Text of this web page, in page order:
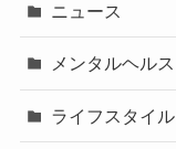
ニュース
メンタルヘルス
ライフスタイル